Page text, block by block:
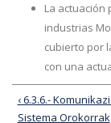
La actuación
industrias
cubierto por
con una
‹ 6.3.6.-
Sistema Orokorrak